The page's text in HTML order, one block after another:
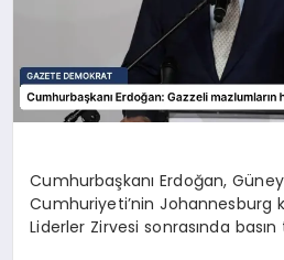
Cumhurbaşkanı Erdoğan,
Cumhuriyeti’nin Johannesburg
Liderler Zirvesi sonrasında